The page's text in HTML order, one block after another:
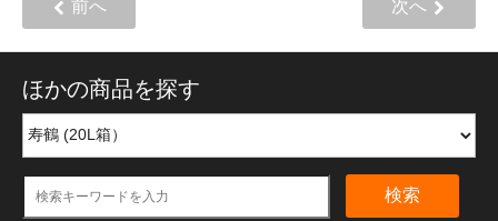
前へ 次へ
ほかの商品を探す
検索